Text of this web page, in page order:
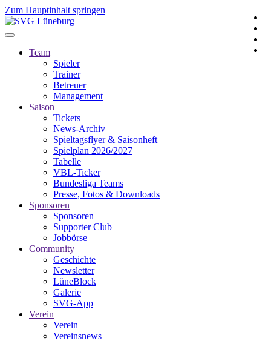
Zum Hauptinhalt springen
Team
Spieler
Trainer
Betreuer
Management
Saison
Tickets
News-Archiv
Spieltagsflyer & Saisonheft
Spielplan 2026/2027
Tabelle
VBL-Ticker
Bundesliga Teams
Presse, Fotos & Downloads
Sponsoren
Sponsoren
Supporter Club
Jobbörse
Community
Geschichte
Newsletter
LüneBlock
Galerie
SVG-App
Verein
Verein
Vereinsnews